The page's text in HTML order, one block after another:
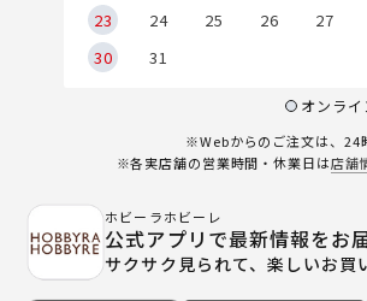
23
24 25 26 27
30
31
オンラ
※Webからのご注文は、24
※各実店舗の営業時間・休業日は店舗
ホビーラホビーレ
公式アプリで最新情報をお
サクサク見られて、楽しいお買